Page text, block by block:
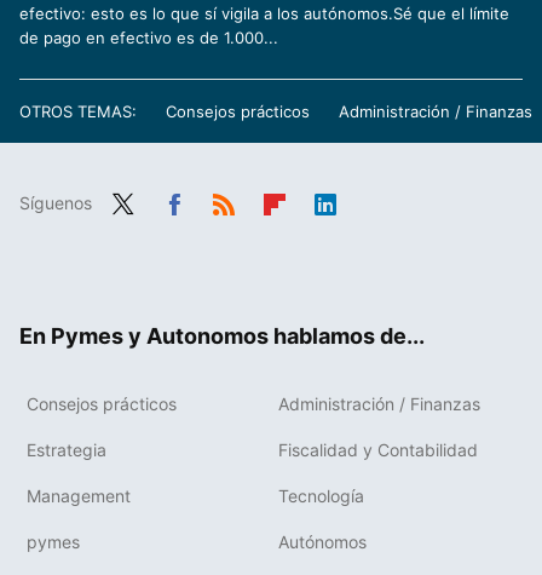
efectivo: esto es lo que sí vigila a los autónomos.Sé que el límite
de pago en efectivo es de 1.000...
OTROS TEMAS: Consejos prácticos Administración / Finanzas
Síguenos
En Pymes y Autonomos hablamos de...
Consejos prácticos Administración / Finanzas
Estrategia Fiscalidad y Contabilidad
Management Tecnología
pymes Autónomos